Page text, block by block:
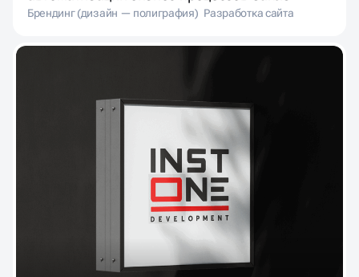
Брендинг (дизайн — полиграфия) Разработка сайта